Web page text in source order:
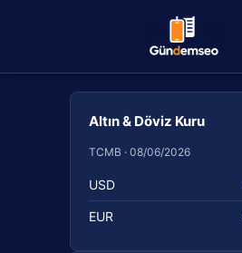
Altın & Döviz Kuru
TCMB · 08/06/2026
USD
EUR